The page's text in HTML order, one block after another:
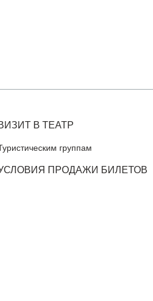
В ТЕАТР
группам
ПРОДАЖИ БИЛЕТОВ